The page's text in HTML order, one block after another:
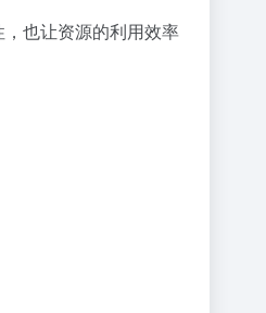
也让资源的利用效率